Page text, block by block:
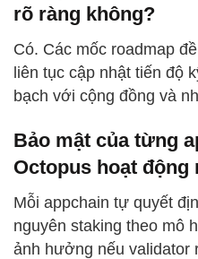
rõ ràng không?
Có. Các mốc roadmap
liên tục cập nhật tiến độ
bạch với cộng đồng và
Bảo mật của từng
Octopus hoạt động
Mỗi appchain tự quyết
nguyên staking theo mô
ảnh hưởng nếu validator